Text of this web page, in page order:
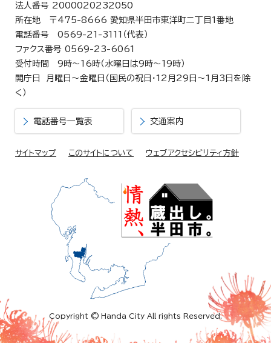
法人番号 2000020232050
所在地 〒475-8666 愛知県半田市東洋町二丁目1番地
電話番号 0569-21-3111（代表）
ファクス番号 0569-23-6061
受付時間 9時～16時（水曜日は9時～19時）
開庁日 月曜日～金曜日（国民の祝日・12月29日～1月3日を除
く）
電話番号一覧表 交通案内
サイトマップ このサイトについて ウェブアクセシビリティ方針
Copyright © Handa City All rights Reserved.